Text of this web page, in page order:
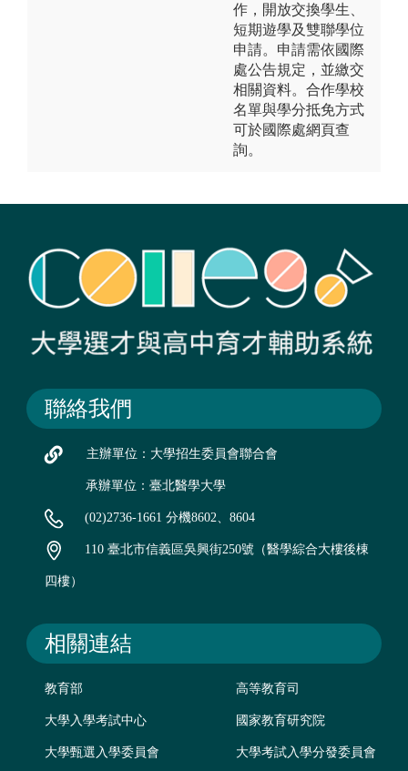
作，開放交換學生、
短期遊學及雙聯學位
申請。申請需依國際
處公告規定，並繳交
相關資料。合作學校
名單與學分抵免方式
可於國際處網頁查
詢。
聯絡我們
主辦單位：大學招生委員會聯合會
承辦單位：臺北醫學大學
(02)2736-1661 分機8602、8604
110 臺北市信義區吳興街250號（醫學綜合大樓後棟
四樓）
相關連結
教育部 高等教育司
大學入學考試中心 國家教育研究院
大學甄選入學委員會 大學考試入學分發委員會